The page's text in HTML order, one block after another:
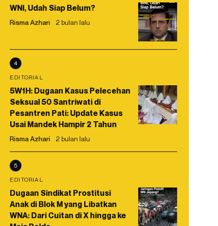
WNI, Udah Siap Belum?
Risma Azhari 2 bulan lalu
4
EDITORIAL
5W1H: Dugaan Kasus Pelecehan
Seksual 50 Santriwati di
Pesantren Pati: Update Kasus
Usai Mandek Hampir 2 Tahun
Risma Azhari 2 bulan lalu
5
EDITORIAL
Dugaan Sindikat Prostitusi
Anak di Blok M yang Libatkan
WNA: Dari Cuitan di X hingga ke